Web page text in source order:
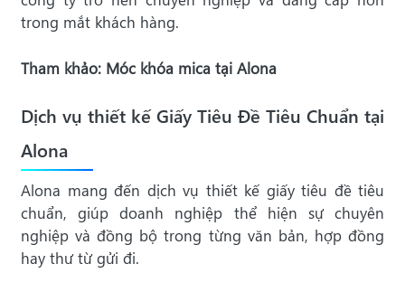
trong mắt khách hàng.
Tham khảo: Móc khóa mica tại Alona
Dịch vụ thiết kế Giấy Tiêu Đề Tiêu Chuẩn tại
Alona
Alona mang đến dịch vụ thiết kế giấy tiêu đề tiêu
chuẩn, giúp doanh nghiệp thể hiện sự chuyên
nghiệp và đồng bộ trong từng văn bản, hợp đồng
hay thư từ gửi đi.